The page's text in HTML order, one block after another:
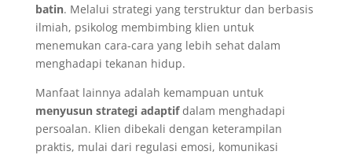
batin. Melalui strategi yang terstruktur dan berbasis
ilmiah, psikolog membimbing klien untuk
menemukan cara-cara yang lebih sehat dalam
menghadapi tekanan hidup.
Manfaat lainnya adalah kemampuan untuk
menyusun strategi adaptifdalam menghadapi
persoalan. Klien dibekali dengan keterampilan
praktis, mulai dari regulasi emosi, komunikasi